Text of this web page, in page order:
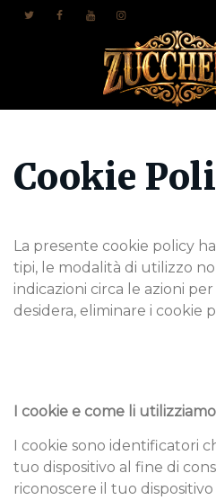
Cookie
La presente cookie policy
tipi, le modalità di utilizzo
indicazioni circa le azioni
desidera, eliminare i cookie
I cookie e come li utilizziamo
I cookie sono identificatori
tuo dispositivo al fine di
riconoscere il tuo